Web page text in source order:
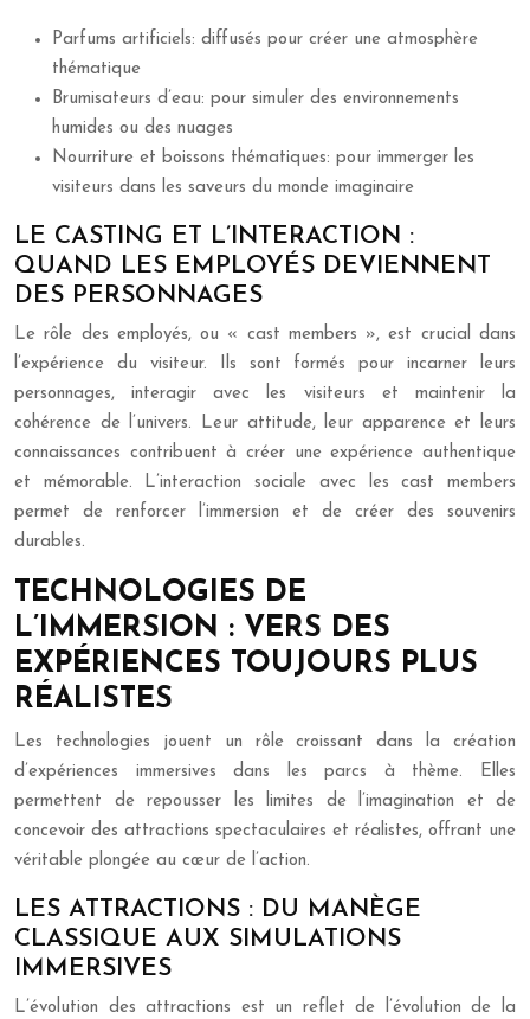
Parfums artificiels: diffusés pour créer une atmosphère
thématique
Brumisateurs d’eau: pour simuler des environnements
humides ou des nuages
Nourriture et boissons thématiques: pour immerger les
visiteurs dans les saveurs du monde imaginaire
LE CASTING ET L’INTERACTION :
QUAND LES EMPLOYÉS DEVIENNENT
DES PERSONNAGES
Le rôle des employés, ou « cast members », est crucial dans
l’expérience du visiteur. Ils sont formés pour incarner leurs
personnages, interagir avec les visiteurs et maintenir la
cohérence de l’univers. Leur attitude, leur apparence et leurs
connaissances contribuent à créer une expérience authentique
et mémorable. L’interaction sociale avec les cast members
permet de renforcer l’immersion et de créer des souvenirs
durables.
TECHNOLOGIES DE
L’IMMERSION : VERS DES
EXPÉRIENCES TOUJOURS PLUS
RÉALISTES
Les technologies jouent un rôle croissant dans la création
d’expériences immersives dans les parcs à thème. Elles
permettent de repousser les limites de l’imagination et de
concevoir des attractions spectaculaires et réalistes, offrant une
véritable plongée au cœur de l’action.
LES ATTRACTIONS : DU MANÈGE
CLASSIQUE AUX SIMULATIONS
IMMERSIVES
L’évolution des attractions est un reflet de l’évolution de la